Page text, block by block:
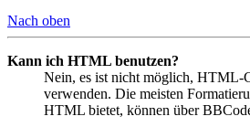
Nach oben
Kann ich HTML benutzen?
Nein, es ist nicht möglich, HTML-
verwenden. Die meisten
HTML bietet, können über